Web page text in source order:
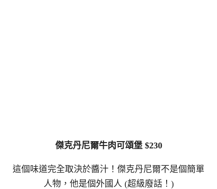
傑克丹尼爾牛肉可頌堡 $230
這個味道完全取決於醬汁！傑克丹尼爾不是個簡單
人物，他是個外國人 (超級廢話！)